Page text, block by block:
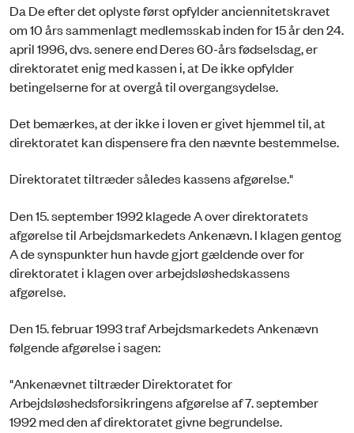
Da De efter det oplyste først opfylder anciennitetskravet
om 10 års sammenlagt medlemsskab inden for 15 år den 24.
april 1996, dvs. senere end Deres 60-års fødselsdag, er
direktoratet enig med kassen i, at De ikke opfylder
betingelserne for at overgå til overgangsydelse.
Det bemærkes, at der ikke i loven er givet hjemmel til, at
direktoratet kan dispensere fra den nævnte bestemmelse.
Direktoratet tiltræder således kassens afgørelse."
Den 15. september 1992 klagede A over direktoratets
afgørelse til Arbejdsmarkedets Ankenævn. I klagen gentog
A de synspunkter hun havde gjort gældende over for
direktoratet i klagen over arbejdsløshedskassens
afgørelse.
Den 15. februar 1993 traf Arbejdsmarkedets Ankenævn
følgende afgørelse i sagen:
"Ankenævnet tiltræder Direktoratet for
Arbejdsløshedsforsikringens afgørelse af 7. september
1992 med den af direktoratet givne begrundelse.